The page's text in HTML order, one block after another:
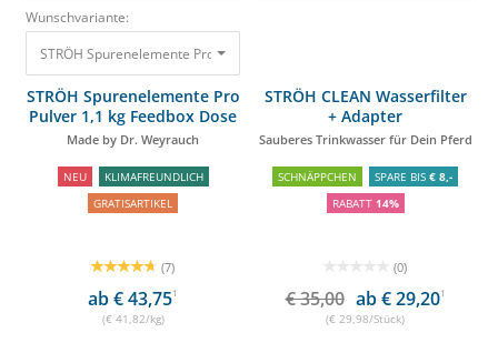
Wunschvariante:
STRÖH Spurenelemente Pro Pulver 1,1 kg Feedbox Dose Made by Dr.
STRÖH Spurenelemente Pro
Pulver 1,1 kg Feedbox Dose
Made by Dr. Weyrauch
NEU
KLIMAFREUNDLICH
GRATISARTIKEL
(7)
ab € 43,751
(€ 41,82/kg)
STRÖH CLEAN Wasserfilter
+ Adapter
Sauberes Trinkwasser für Dein Pferd
SCHNÄPPCHEN SPARE BIS € 8,-
RABATT 14%
(0)
€ 35,00 ab € 29,201
(€ 29,98/Stück)